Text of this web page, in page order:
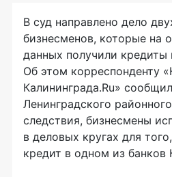
В суд направлено дело
бизнесменов, которые на
данных получили кредиты
Об этом корреспонденту
Калининграда.Ru»
Ленинградского
следствия, бизнесмены
в деловых кругах для
кредит в одном из банков